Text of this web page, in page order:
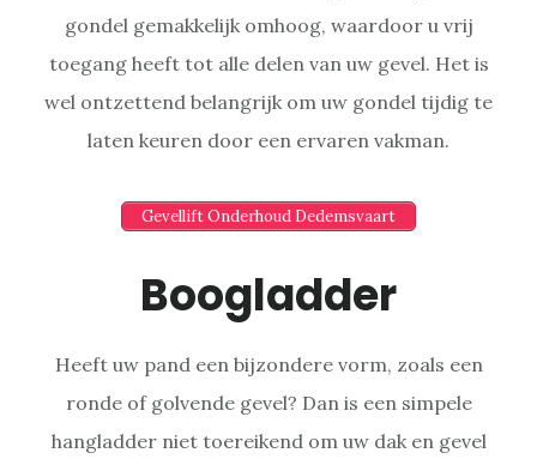
gondel gemakkelijk omhoog, waardoor u vrij
toegang heeft tot alle delen van uw gevel. Het is
wel ontzettend belangrijk om uw gondel tijdig te
laten keuren door een ervaren vakman.
Gevellift Onderhoud Dedemsvaart
Boogladder
Heeft uw pand een bijzondere vorm, zoals een
ronde of golvende gevel? Dan is een simpele
hangladder niet toereikend om uw dak en gevel